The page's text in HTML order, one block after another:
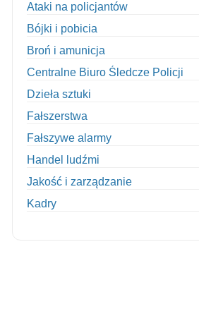
Ataki na policjantów
Bójki i pobicia
Broń i amunicja
Centralne Biuro Śledcze Policji
Dzieła sztuki
Fałszerstwa
Fałszywe alarmy
Handel ludźmi
Jakość i zarządzanie
Kadry